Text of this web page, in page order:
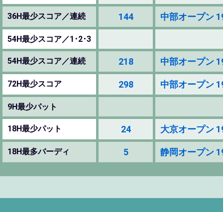
36H最少スコア／連続 144 中部オープン
54H最少スコア／1･2･3
54H最少スコア／連続 218 中部オープン
72H最少スコア 298 中部オープン
9H最少パット
18H最少パット 24 大京オープン
18H最多バーディ 5 静岡オープン